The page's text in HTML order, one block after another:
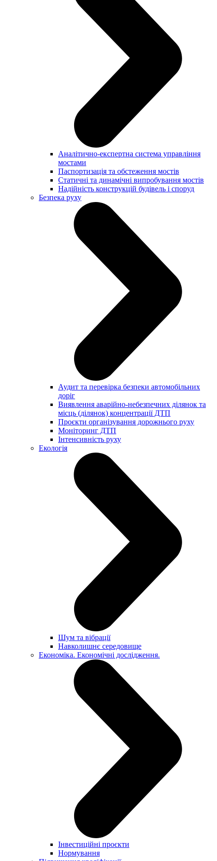
Аналітично-експертна система управління
мостами
Паспортизація та обстеження мостів
Статичні та динамічні випробування мостів
Надійність конструкцій будівель і споруд
Безпека руху
Аудит та перевірка безпеки автомобільних
доріг
Виявлення аварійно-небезпечних ділянок та
місць (ділянок) концентрації ДТП
Проєкти організування дорожнього руху
Моніторинг ДТП
Інтенсивність руху
Екологія
Шум та вібрації
Навколишнє середовище
Економіка. Економічні дослідження.
Інвестиційні проєкти
Нормування